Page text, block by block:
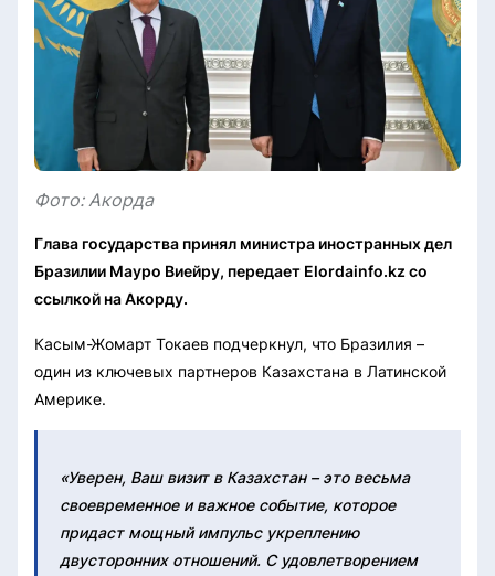
Фото: Акорда
Глава государства принял министра иностранных дел
Бразилии Мауро Виейру, передает Elordainfo.kz со
ссылкой на Акорду.
Касым-Жомарт Токаев подчеркнул, что Бразилия –
один из ключевых партнеров Казахстана в Латинской
Америке.
«Уверен, Ваш визит в Казахстан – это весьма
своевременное и важное событие, которое
придаст мощный импульс укреплению
двусторонних отношений. С удовлетворением